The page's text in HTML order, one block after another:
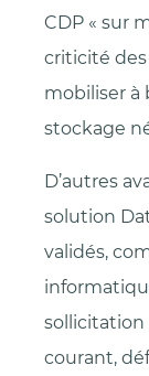
CDP « sur
criticité
mobiliser à
stockage
D’autres
solution
validés,
courant,